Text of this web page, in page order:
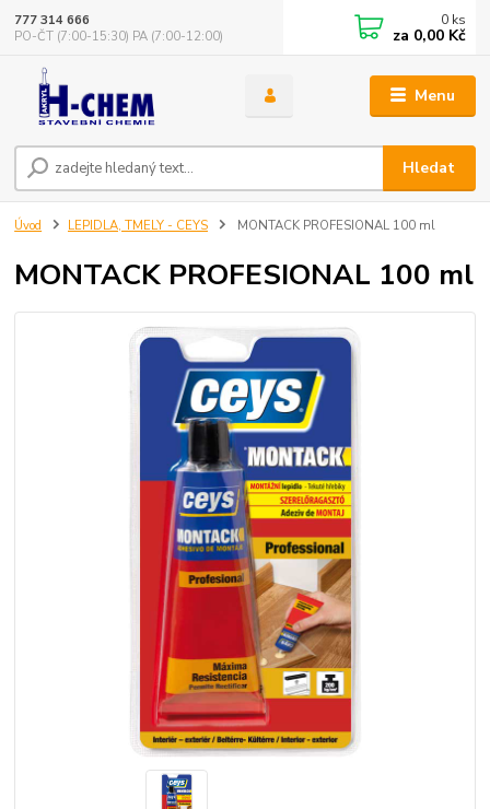
Menu
Hledat
777 314 666
PO-ČT (7:00-15:30) PA (7:00-12:00)
0 ks
za 0,00 Kč
Úvod LEPIDLA, TMELY - CEYS MONTACK PROFESIONAL 100 ml
MONTACK PROFESIONAL 100 ml